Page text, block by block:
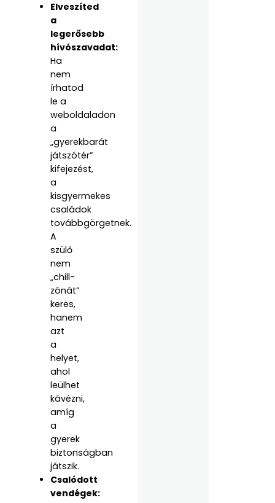
Elveszíted
a
legerősebb
hívószavadat:
Ha
nem
írhatod
le a
weboldaladon
a
„gyerekbarát
játszótér”
kifejezést,
a
kisgyermekes
családok
továbbgörgetnek.
A
szülő
nem
„chill-
zónát”
keres,
hanem
azt
a
helyet,
ahol
leülhet
kávézni,
amíg
a
gyerek
biztonságban
játszik.
Csalódott
vendégek: